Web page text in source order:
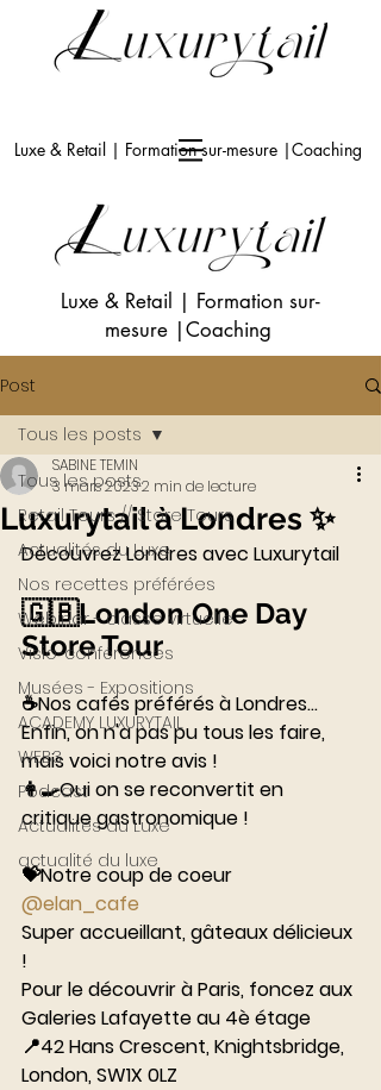
Luxe & Retail | Formation sur-mesure |Coaching
Luxe & Retail | Formation sur-
mesure |Coaching
Post
Tous les posts
Retail Tours // Store Tours
Actualités du Luxe
Nos recettes préférées
Webinar - classe virtuelle
Visio-conférences
Musées - Expositions
ACADEMY LUXURYTAIL
WEB3
Podcast
Actualités du Luxe
actualité du luxe
Tous les posts
Luxurytail à Londres ✨
SABINE TEMIN
3 mars 20232 min de lecture
Découvrez Londres avec Luxurytail
🇬🇧London One Day
Store Tour
⠀⠀⠀⠀⠀⠀⠀⠀⠀
☕️Nos cafés préférés à Londres...
Enfin, on n'a pas pu tous les faire,
mais voici notre avis !
👩‍🍳Oui on se reconvertit en
critique gastronomique !
⠀⠀⠀⠀⠀⠀⠀⠀⠀
💝Notre coup de coeur
@elan_cafe
Super accueillant, gâteaux délicieux
!
Pour le découvrir à Paris, foncez aux
Galeries Lafayette au 4è étage
📍42 Hans Crescent, Knightsbridge,
London, SW1X 0LZ